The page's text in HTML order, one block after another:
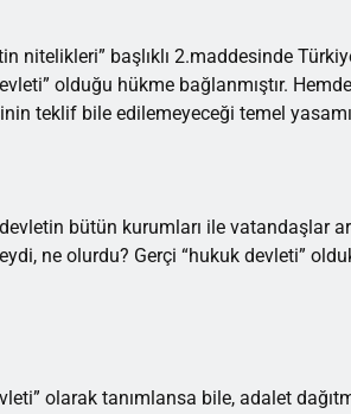
nitelikleri” başlıklı 2.maddesinde
olduğu hükme bağlanmıştır.
teklif bile edilemeyeceği temel
bütün kurumları ile vatandaşlar
ne olurdu? Gerçi “hukuk devleti”
olarak tanımlansa bile, adalet